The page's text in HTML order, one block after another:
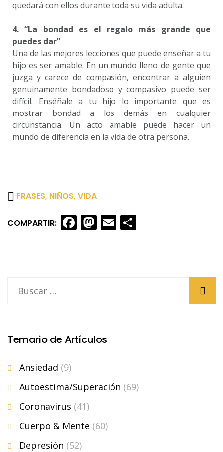
quedará con ellos durante toda su vida adulta.
4. “La bondad es el regalo más grande que
puedes dar”
Una de las mejores lecciones que puede enseñar a tu
hijo es ser amable. En un mundo lleno de gente que
juzga y carece de compasión, encontrar a alguien
genuinamente bondadoso y compasivo puede ser
difícil. Enséñale a tu hijo lo importante que es
mostrar bondad a los demás en cualquier
circunstancia. Un acto amable puede hacer un
mundo de diferencia en la vida de otra persona.
FRASES, NIÑOS, VIDA
COMPARTIR: Facebook
Mastodon
Email
Temario de Artículos
Ansiedad (9)
Autoestima/Superación (69)
Coronavirus (41)
Cuerpo & Mente (60)
Depresión (52)